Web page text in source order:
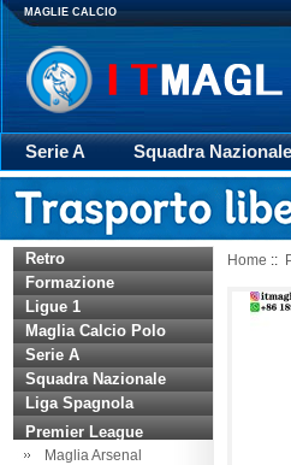
MAGLIE CALCIO
Serie A Squadra Nazionale
Giacca
Rugby
Retro
Formazione
Ligue 1
Maglia Calcio Polo
Serie A
Squadra Nazionale
Liga Spagnola
Premier League
Maglia Arsenal
Home ::